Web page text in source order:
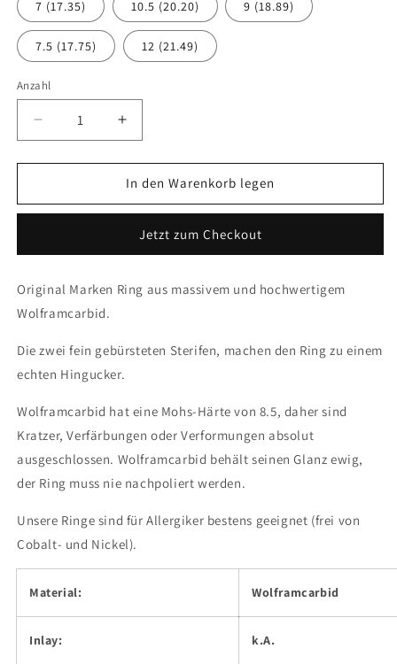
7 (17.35) 10.5 (20.20) 9 (18.89)
7.5 (17.75) 12 (21.49)
Anzahl
Verringere
die
Menge
Tungstino
&quot;Dome&quot;
Wolframcarbid
Erhöhe
die
Menge
für
Tungstino
&quot;Dome&quot;
Wolframcarbid
In den Warenkorb legen
Jetzt zum Checkout
Original Marken Ring aus massivem und hochwertigem
Wolframcarbid.
Die zwei fein gebürsteten Sterifen, machen den Ring zu einem
echten Hingucker.
Wolframcarbid hat eine Mohs-Härte von 8.5, daher sind
Kratzer, Verfärbungen oder Verformungen absolut
ausgeschlossen. Wolframcarbid behält seinen Glanz ewig,
der Ring muss nie nachpoliert werden.
Unsere Ringe sind für Allergiker bestens geeignet (frei von
Cobalt- und Nickel).
Material: Wolframcarbid
Inlay: k.A.